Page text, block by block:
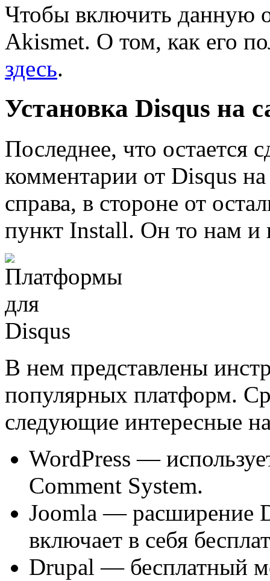
Чтобы включить данную
Akismet. О том, как его
здесь.
Установка Disqus на
Последнее, что остается
комментарии от Disqus
справа, в стороне от
пункт Install. Он то нам и
В нем представлены
популярных платформ.
следующие интересные
WordPress —
Comment System.
Joomla — расширение
включает в себя
Drupal — бесплатный